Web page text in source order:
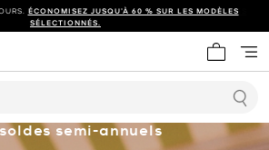
ÉCONOMISEZ JUSQU’À 60 % SUR LES MODÈLES
SÉLECTIONNÉS.
Mon
semi-annuels